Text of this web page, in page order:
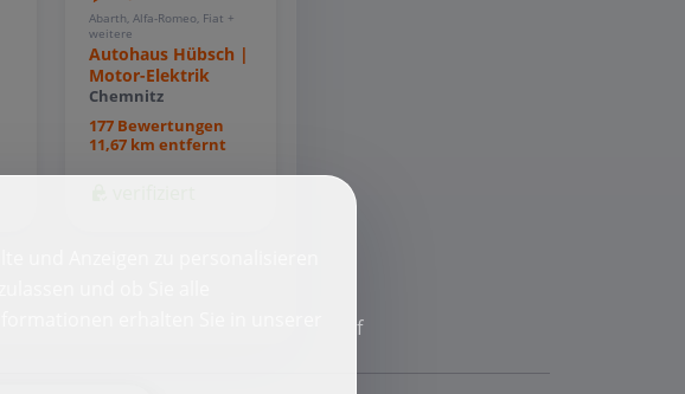
Abarth, Alfa-Romeo, Fiat +
weitere
Autohaus Hübsch |
Motor-Elektrik
Chemnitz
177 Bewertungen
11,67 km entfernt
und Anzeigen zu personalisieren
und ob Sie alle
f